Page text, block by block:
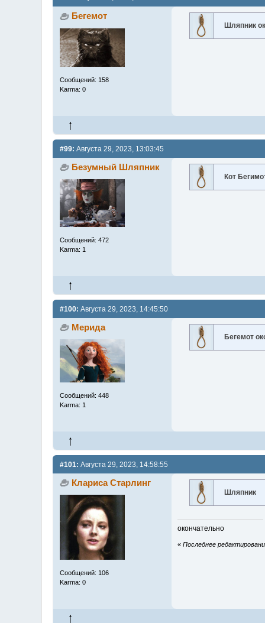
Бегемот
Сообщений: 158
Karma: 0
Шляпник
#99: Августа 29, 2023, 13:03:45
Безумный Шляпник
Сообщений: 472
Karma: 1
Кот
#100: Августа 29, 2023, 14:45:50
Мерида
Сообщений: 448
Karma: 1
Бегемот
#101: Августа 29, 2023, 14:58:55
Клариса Старлинг
Сообщений: 106
Karma: 0
Шляпник
окончательно
« Последнее